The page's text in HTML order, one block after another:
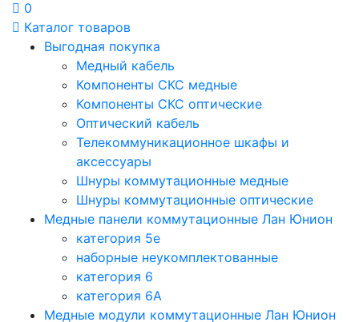
0
Каталог товаров
Выгодная покупка
Медный кабель
Компоненты СКС медные
Компоненты СКС оптические
Оптический кабель
Телекоммуникационное шкафы и
аксессуары
Шнуры коммутационные медные
Шнуры коммутационные оптические
Медные панели коммутационные Лан Юнион
категория 5e
наборные неукомплектованные
категория 6
категория 6A
Медные модули коммутационные Лан Юнион